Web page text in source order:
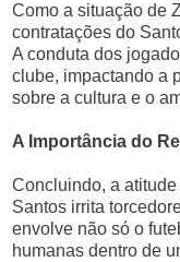
Como a situação de
contratações do
A conduta dos
clube, impactando a
sobre a cultura e o
A Importância do
Concluindo, a
Santos irrita
envolve não só o
humanas dentro de